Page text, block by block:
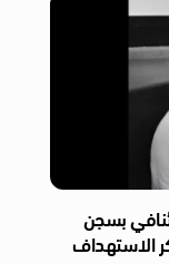
بسجن
الاستهداف